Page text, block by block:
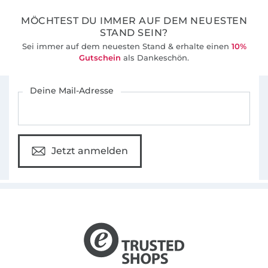
MÖCHTEST DU IMMER AUF DEM NEUESTEN
STAND SEIN?
Sei immer auf dem neuesten Stand & erhalte einen 10%
Gutschein als Dankeschön.
Deine Mail-Adresse
Jetzt anmelden